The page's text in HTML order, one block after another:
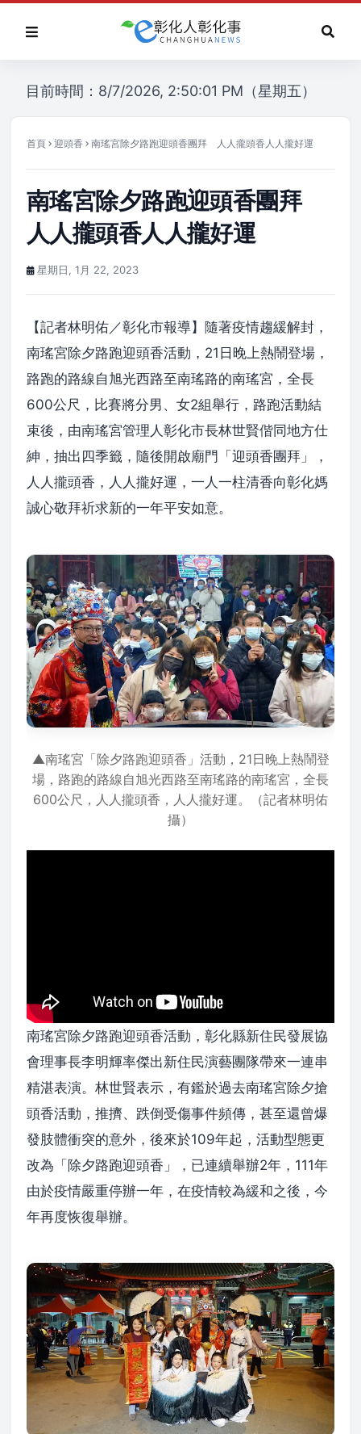
目前時間：8/7/2026, 2:50:01 PM（星期五）
首頁 迎頭香 南瑤宮除夕路跑迎頭香團拜 人人攏頭香人人攏好運
南瑤宮除夕路跑迎頭香團拜
人人攏頭香人人攏好運
星期日, 1月 22, 2023
【記者林明佑／彰化市報導】隨著疫情趨緩解封，
南瑤宮除夕路跑迎頭香活動，21日晚上熱鬧登場，
路跑的路線自旭光西路至南瑤路的南瑤宮，全長
600公尺，比賽將分男、女2組舉行，路跑活動結
束後，由南瑤宮管理人彰化市長林世賢偕同地方仕
紳，抽出四季籤，隨後開啟廟門「迎頭香團拜」，
人人攏頭香，人人攏好運，一人一柱清香向彰化媽
誠心敬拜祈求新的一年平安如意。
▲南瑤宮「除夕路跑迎頭香」活動，21日晚上熱鬧登
場，路跑的路線自旭光西路至南瑤路的南瑤宮，全長
600公尺，人人攏頭香，人人攏好運。（記者林明佑
攝）
南瑤宮除夕路跑迎頭香活動，彰化縣新住民發展協
會理事長李明輝率傑出新住民演藝團隊帶來一連串
精湛表演。林世賢表示，有鑑於過去南瑤宮除夕搶
頭香活動，推擠、跌倒受傷事件頻傳，甚至還曾爆
發肢體衝突的意外，後來於109年起，活動型態更
改為「除夕路跑迎頭香」，已連續舉辦2年，111年
由於疫情嚴重停辦一年，在疫情較為緩和之後，今
年再度恢復舉辦。